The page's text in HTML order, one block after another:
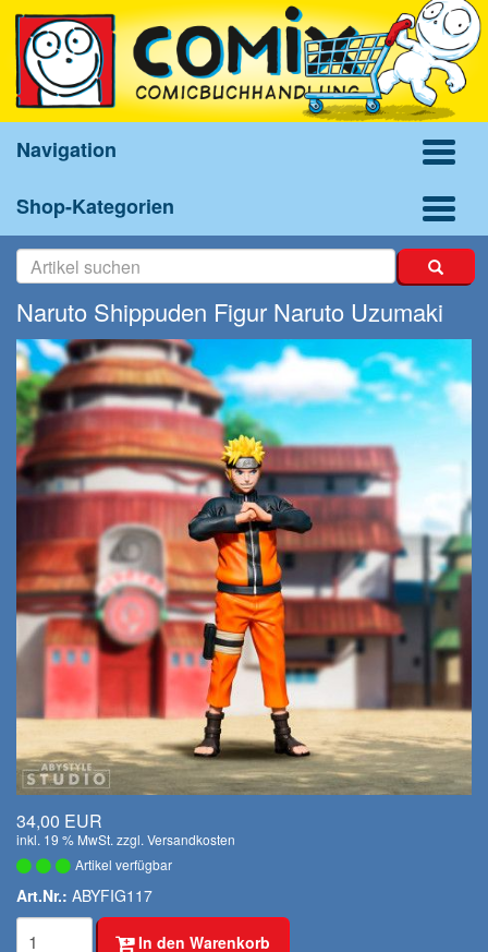
Navigation
Shop-Kategorien
Naruto Shippuden Figur Naruto Uzumaki
34,00 EUR
inkl. 19 % MwSt. zzgl. Versandkosten
Artikel verfügbar
Art.Nr.: ABYFIG117
In den Warenkorb